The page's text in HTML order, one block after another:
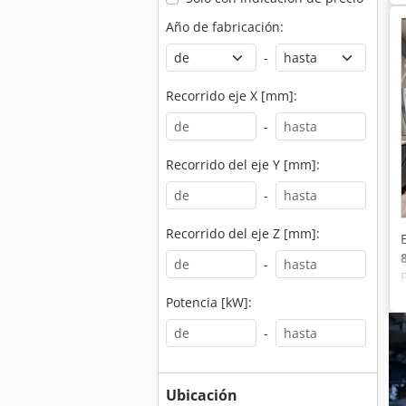
Año de fabricación:
-
Recorrido eje X [mm]:
-
Recorrido del eje Y [mm]:
-
Recorrido del eje Z [mm]:
-
Potencia [kW]:
-
Ubicación